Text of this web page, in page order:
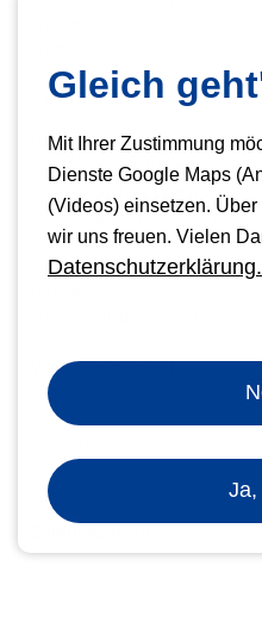
Opus Classic Hard
Formate
DIN A3 (423 x 304 mm)
DIN A4 quer (300 x 217 mm)
DIN A5 (217 x 151 mm)
Verpackungseinheit
20 Stück
Gleich
Mit Ihrer Zustimmung
Dienste Google Maps
(Videos) einsetzen.
wir uns freuen. Vielen
Datenschutzerklärung.
Ja,